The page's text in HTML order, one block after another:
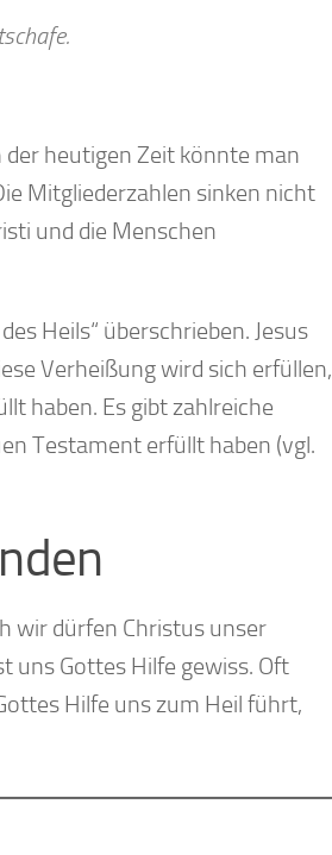
der heutigen Zeit könnte man
Mitgliederzahlen sinken nicht
und die Menschen
Heils“ überschrieben. Jesus
Verheißung wird sich erfüllen,
haben. Es gibt zahlreiche
Testament erfüllt haben (vgl.
wir dürfen Christus unser
uns Gottes Hilfe gewiss. Oft
Hilfe uns zum Heil führt,